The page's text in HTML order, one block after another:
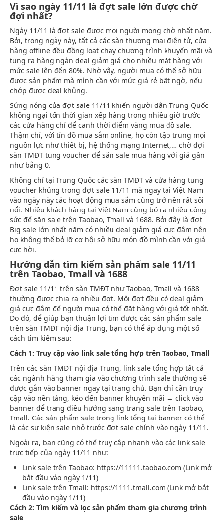
Vì sao ngày 11/11 là đợt sale lớn được chờ
đợi nhất?
Ngày 11/11 là đợt sale được mọi người mong chờ nhất năm.
Bởi, trong ngày này, tất cả các sàn thương mại điện tử, cửa
hàng offline đều đồng loạt chạy chương trình khuyến mãi và
tung ra hàng ngàn deal giảm giá cho nhiều mặt hàng với
mức sale lên đến 80%. Nhờ vậy, người mua có thể sở hữu
được sản phẩm mà mình cần với mức giá rẻ bất ngờ, nếu
chớp được deal khủng.
Sứng nóng của đợt sale 11/11 khiến người dân Trung Quốc
không ngại tốn thời gian xếp hàng trong nhiều giờ trước
các cửa hàng chỉ để canh thời điểm vàng mua đồ sale.
Thậm chí, với tín đồ mua sắm online, họ còn tập trung mọi
nguồn lực như thiết bị, hệ thống mạng Internet,… chờ đợi
sàn TMĐT tung voucher để săn sale mua hàng với giá gần
như bằng 0.
Không chỉ tại Trung Quốc các sàn TMĐT và cửa hàng tung
voucher khủng trong đợt sale 11/11 mà ngay tại Việt Nam
vào ngày này các hoạt động mua sắm cũng trở nên rất sôi
nổi. Nhiều khách hàng tại Việt Nam cũng bỏ ra nhiều công
sức để săn sale trên Taobao, Tmall và 1688. Bởi đây là đợt
Big sale lớn nhất năm có nhiều deal giảm giá cực đậm nên
họ không thể bỏ lỡ cơ hội sở hữu món đồ mình cần với giá
cực hời.
Hướng dẫn tìm kiếm sản phẩm sale 11/11
trên Taobao, Tmall và 1688
Đợt sale 11/11 trên sàn TMĐT như Taobao, Tmall và 1688
thường được chia ra nhiều đợt. Mỗi đợt đều có deal giảm
giá cực đậm để người mua có thể đặt hàng với giá tốt nhất.
Do đó, để giúp bạn thuận lợi tìm được các sản phẩm sale
trên sàn TMĐT nội địa Trung, bạn có thể áp dụng một số
cách tìm kiếm sau:
Cách 1: Truy cập vào link sale tổng hợp trên Taobao, Tmall
Trên các sàn TMĐT nội địa Trung, link sale tổng hợp tất cả
các ngành hàng tham gia vào chương trình sale thường sẽ
được gắn vào banner ngay tại trang chủ. Bạn chỉ cần truy
cập vào nền tảng, kéo đến banner khuyến mãi → click vào
banner để trang điều hướng sang trang sale trên Taobao,
Tmall. Các sản phẩm sale trong link tổng tại banner có thể
là các sự kiện sale nhỏ trước đợt sale chính vào ngày 11/11.
Ngoài ra, bạn cũng có thể truy cập nhanh vào các link sale
trực tiếp của ngày 11/11 như:
Link sale trên Taobao: https://11111.taobao.com (Link mở
bắt đầu vào ngày 1/11)
Link sale trên Tmall: https://1111.tmall.com (Link mở bắt
đầu vào ngày 1/11)
Cách 2: Tìm kiếm và lọc sản phẩm tham gia chương trình
sale